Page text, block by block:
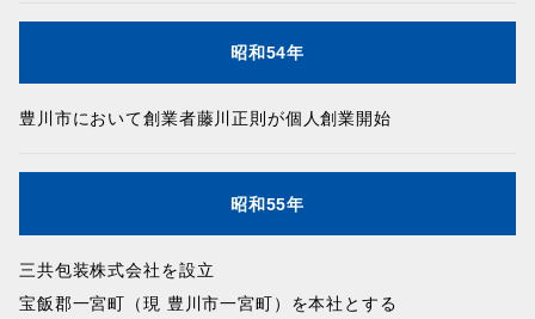
昭和54年
豊川市において創業者藤川正則が個人創業開始
昭和55年
三共包装株式会社を設立
宝飯郡一宮町（現 豊川市一宮町）を本社とする